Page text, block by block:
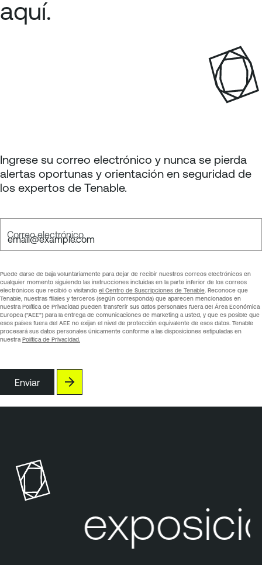
a
i
n
a
aquí.
Ingrese su correo electrónico y nunca se pierda
alertas oportunas y orientación en seguridad de
los expertos de Tenable.
Correo electrónico
Puede darse de baja voluntariamente para dejar de recibir nuestros correos electrónicos en
cualquier momento siguiendo las instrucciones incluidas en la parte inferior de los correos
electrónicos que recibió o visitando el Centro de Suscripciones de Tenable . Reconoce que
Tenable, nuestras filiales y terceros (según corresponda) que aparecen mencionados en
nuestra Política de Privacidad pueden transferir sus datos personales fuera del Área Económica
Europea ("AEE") para la entrega de comunicaciones de marketing a usted, y que es posible que
esos países fuera del AEE no exijan el nivel de protección equivalente de esos datos. Tenable
procesará sus datos personales únicamente conforme a las disposiciones estipuladas en
nuestra Política de Privacidad.
Enviar